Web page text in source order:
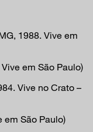
1988. Vive em
em São Paulo)
Vive no Crato –
em São Paulo)